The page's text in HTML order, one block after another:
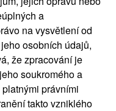
a
na vysvětlení od
osobních údajů,
že zpracování je
soukromého a
právními
takto vzniklého